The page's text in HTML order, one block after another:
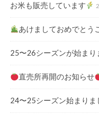
お米も販売しています
あけましておめでとう
25〜26シーズンが始まり
直売所再開のお知らせ
24〜25シーズン始まりま